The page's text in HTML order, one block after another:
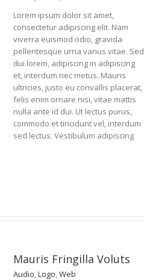
Lorem ipsum dolor sit amet,
consectetur adipiscing elit. Nam
viverra euismod odio, gravida
pellentesque urna varius vitae. Sed
dui lorem, adipiscing in adipiscing
et, interdum nec metus. Mauris
ultricies, justo eu convallis placerat,
felis enim ornare nisi, vitae mattis
nulla ante id dui. Ut lectus purus,
commodo et tincidunt vel, interdum
sed lectus. Vestibulum adipiscing
Mauris Fringilla Voluts
Audio,Logo,Web